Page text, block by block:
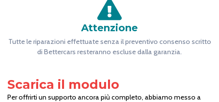
Attenzione
Tutte le riparazioni effettuate senza il preventivo consenso scritto
di Bettercars resteranno escluse dalla garanzia.
Scarica il modulo
Per offrirti un supporto ancora più completo, abbiamo messo a